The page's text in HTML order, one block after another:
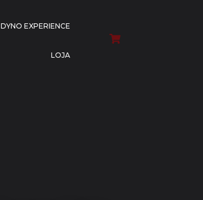
DYNO EXPERIENCE
LOJA